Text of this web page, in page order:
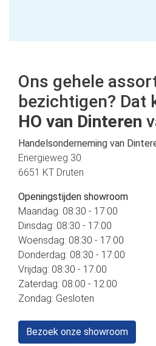
Ons gehele
bezichtigen? Dat
HO van Dinteren
Handelsonderneming van
Energieweg 30
6651 KT Druten
Openingstijden showroom
Maandag: 08:30 - 17:00
Dinsdag: 08:30 - 17:00
Woensdag: 08:30 - 17:00
Donderdag: 08:30 - 17:00
Vrijdag: 08:30 - 17:00
Zaterdag: 08:00 - 12:00
Zondag: Gesloten
Bezoek onze showroom